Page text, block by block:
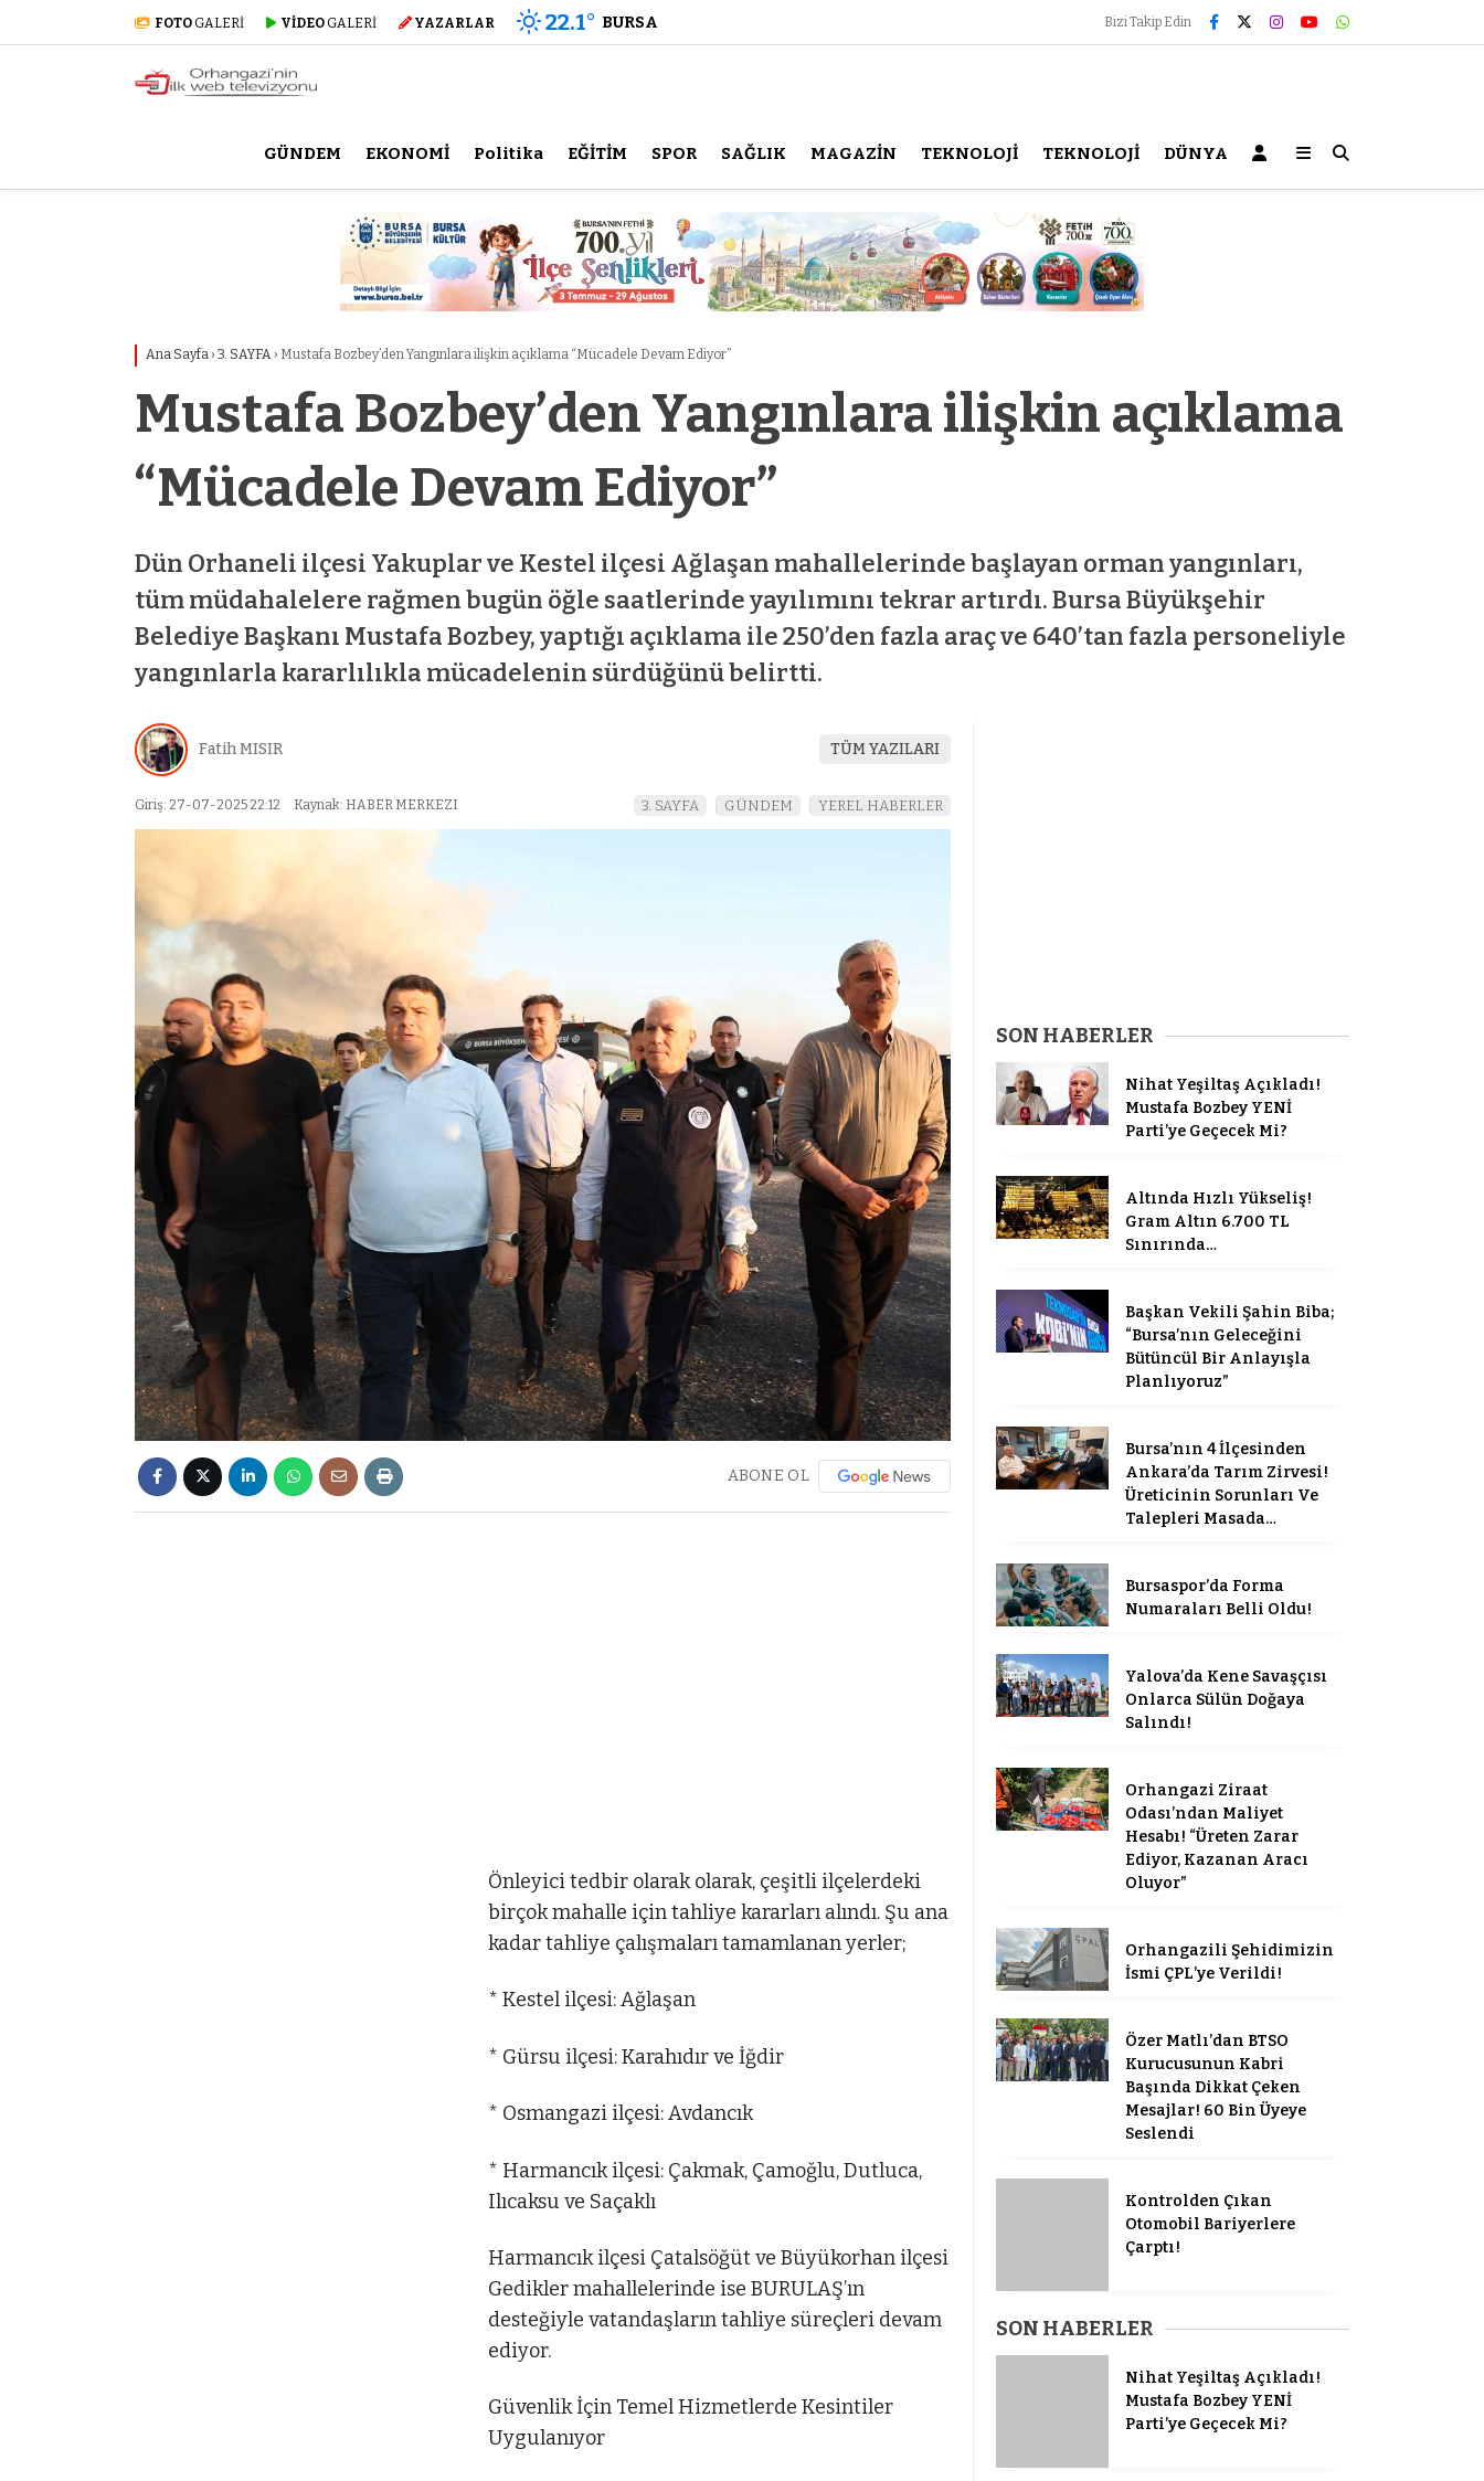
FOTO GALERİ VİDEO GALERİ YAZARLAR 22.1° BURSA Bizi Takip Edin
GÜNDEM EKONOMİ Politika EĞİTİM SPOR SAĞLIK MAGAZİN TEKNOLOJİ TEKNOLOJİ DÜNYA
Ana Sayfa › 3. SAYFA › Mustafa Bozbey’den Yangınlara ilişkin açıklama “Mücadele Devam Ediyor”
Mustafa Bozbey’den Yangınlara ilişkin açıklama
“Mücadele Devam Ediyor”
Dün Orhaneli ilçesi Yakuplar ve Kestel ilçesi Ağlaşan mahallelerinde başlayan orman yangınları,
tüm müdahalelere rağmen bugün öğle saatlerinde yayılımını tekrar artırdı. Bursa Büyükşehir
Belediye Başkanı Mustafa Bozbey, yaptığı açıklama ile 250’den fazla araç ve 640’tan fazla personeliyle
yangınlarla kararlılıkla mücadelenin sürdüğünü belirtti.
mostbetmostbet
Fatih MISIR TÜM YAZILARI
Giriş: 27-07-2025 22:12 Kaynak: HABER MERKEZI 3. SAYFA GÜNDEM YEREL HABERLER
ABONE OL
Önleyici tedbir olarak olarak, çeşitli ilçelerdeki
birçok mahalle için tahliye kararları alındı. Şu ana
kadar tahliye çalışmaları tamamlanan yerler;
* Kestel ilçesi: Ağlaşan
* Gürsu ilçesi: Karahıdır ve İğdir
* Osmangazi ilçesi: Avdancık
* Harmancık ilçesi: Çakmak, Çamoğlu, Dutluca,
Ilıcaksu ve Saçaklı
Harmancık ilçesi Çatalsöğüt ve Büyükorhan ilçesi
Gedikler mahallelerinde ise BURULAŞ’ın
desteğiyle vatandaşların tahliye süreçleri devam
ediyor.
Güvenlik İçin Temel Hizmetlerde Kesintiler
Uygulanıyor
SON HABERLER
Nihat Yeşiltaş Açıkladı!
Mustafa Bozbey YENİ
Parti’ye Geçecek Mi?
Altında Hızlı Yükseliş!
Gram Altın 6.700 TL
Sınırında…
Başkan Vekili Şahin Biba;
“Bursa’nın Geleceğini
Bütüncül Bir Anlayışla
Planlıyoruz”
Bursa’nın 4 İlçesinden
Ankara’da Tarım Zirvesi!
Üreticinin Sorunları Ve
Talepleri Masada…
Bursaspor’da Forma
Numaraları Belli Oldu!
Yalova’da Kene Savaşçısı
Onlarca Sülün Doğaya
Salındı!
Orhangazi Ziraat
Odası’ndan Maliyet
Hesabı! “Üreten Zarar
Ediyor, Kazanan Aracı
Oluyor”
Orhangazili Şehidimizin
İsmi ÇPL’ye Verildi!
Özer Matlı’dan BTSO
Kurucusunun Kabri
Başında Dikkat Çeken
Mesajlar! 60 Bin Üyeye
Seslendi
Kontrolden Çıkan
Otomobil Bariyerlere
Çarptı!
SON HABERLER
Nihat Yeşiltaş Açıkladı!
Mustafa Bozbey YENİ
Parti’ye Geçecek Mi?